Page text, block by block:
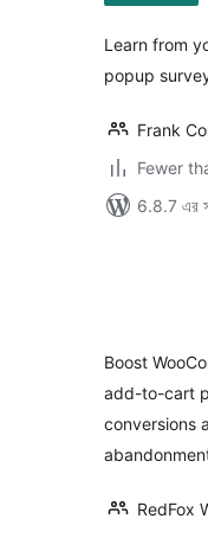
Learn from
popup
Frank
Fewer
6.8.7 এর
Boost
add-to-cart
conversions
RedFox